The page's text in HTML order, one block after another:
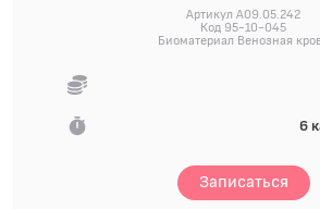
Артикул A09.05.242
Код 95-10-045
Биоматериал Венозная
6
Записаться